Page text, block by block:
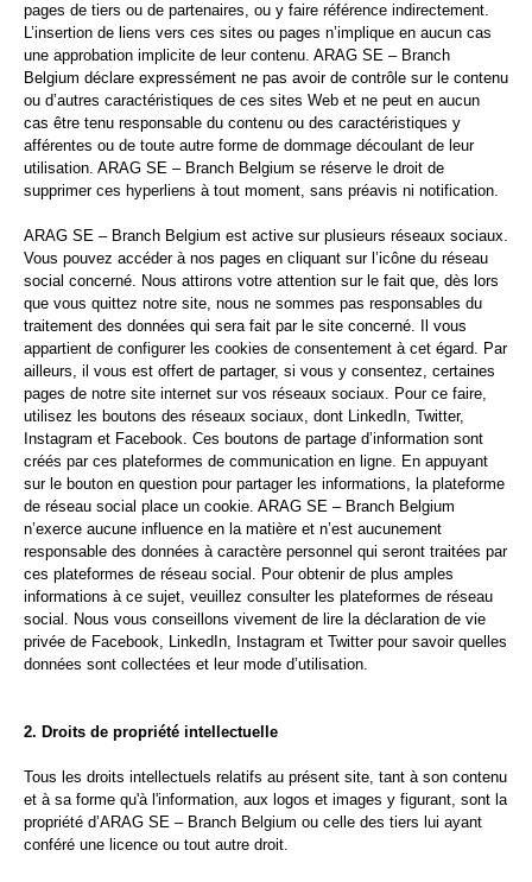
pages de tiers ou de partenaires, ou y faire référence indirectement.
L’insertion de liens vers ces sites ou pages n’implique en aucun cas
une approbation implicite de leur contenu. ARAG SE – Branch
Belgium déclare expressément ne pas avoir de contrôle sur le contenu
ou d’autres caractéristiques de ces sites Web et ne peut en aucun
cas être tenu responsable du contenu ou des caractéristiques y
afférentes ou de toute autre forme de dommage découlant de leur
utilisation. ARAG SE – Branch Belgium se réserve le droit de
supprimer ces hyperliens à tout moment, sans préavis ni notification.
ARAG SE – Branch Belgium est active sur plusieurs réseaux sociaux.
Vous pouvez accéder à nos pages en cliquant sur l’icône du réseau
social concerné. Nous attirons votre attention sur le fait que, dès lors
que vous quittez notre site, nous ne sommes pas responsables du
traitement des données qui sera fait par le site concerné. Il vous
appartient de configurer les cookies de consentement à cet égard. Par
ailleurs, il vous est offert de partager, si vous y consentez, certaines
pages de notre site internet sur vos réseaux sociaux. Pour ce faire,
utilisez les boutons des réseaux sociaux, dont LinkedIn, Twitter,
Instagram et Facebook. Ces boutons de partage d’information sont
créés par ces plateformes de communication en ligne. En appuyant
sur le bouton en question pour partager les informations, la plateforme
de réseau social place un cookie. ARAG SE – Branch Belgium
n’exerce aucune influence en la matière et n’est aucunement
responsable des données à caractère personnel qui seront traitées par
ces plateformes de réseau social. Pour obtenir de plus amples
informations à ce sujet, veuillez consulter les plateformes de réseau
social. Nous vous conseillons vivement de lire la déclaration de vie
privée de Facebook, LinkedIn, Instagram et Twitter pour savoir quelles
données sont collectées et leur mode d’utilisation.
2. Droits de propriété intellectuelle
Tous les droits intellectuels relatifs au présent site, tant à son contenu
et à sa forme qu'à l'information, aux logos et images y figurant, sont la
propriété d’ARAG SE – Branch Belgium ou celle des tiers lui ayant
conféré une licence ou tout autre droit.